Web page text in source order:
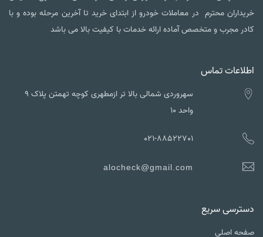
خریداران محترم در معاملات خودرو از ابتدای خرید تا آخرین مرحله بوده و با
کادر مجرب و متخصص آماده ارائه خدمات با کیفیت بالا می باشد
اطلاعات تماس
سهروردی شمالی بالا تر ازمطهری کوچه تهمتن پلاک ۹
واحد ۱۰
021-88522701
alocheck@gmail.com
دسترسی سریع
صفحه اصلی